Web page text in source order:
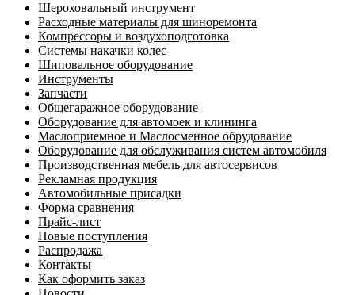
Шероховальный инструмент
Расходные материалы для шиноремонта
Компрессоры и воздухоподготовка
Системы накачки колес
Шиповальное оборудование
Инструменты
Запчасти
Общегаражное оборудование
Оборудование для автомоек и клининга
Маслоприемное и Маслосменное обрудование
Оборудование для обслуживания систем автомобиля
Производственная мебель для автосервисов
Рекламная продукция
Автомобильные присадки
Форма сравнения
Прайс-лист
Новые поступления
Распродажа
Контакты
Как оформить заказ